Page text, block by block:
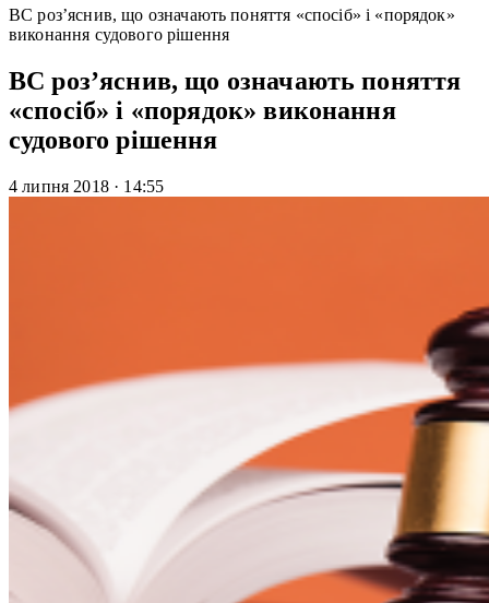
ВС роз’яснив, що означають поняття «спосіб» і «порядок»
виконання судового рішення
ВС роз’яснив, що означають поняття
«спосіб» і «порядок» виконання
судового рішення
4 липня 2018 · 14:55